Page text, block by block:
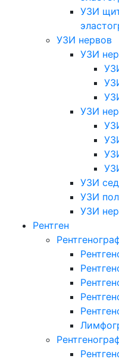
УЗИ
УЗИ нервов
УЗИ
УЗИ
УЗИ
УЗИ
УЗИ
Рентген